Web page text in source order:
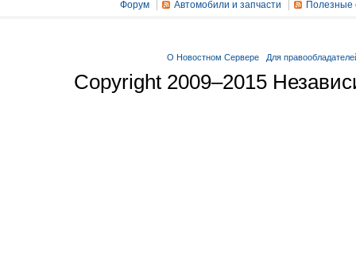
Форум Автомобили и запчасти Полезные
О Новостном Сервере Для
Copyright 2009–2015